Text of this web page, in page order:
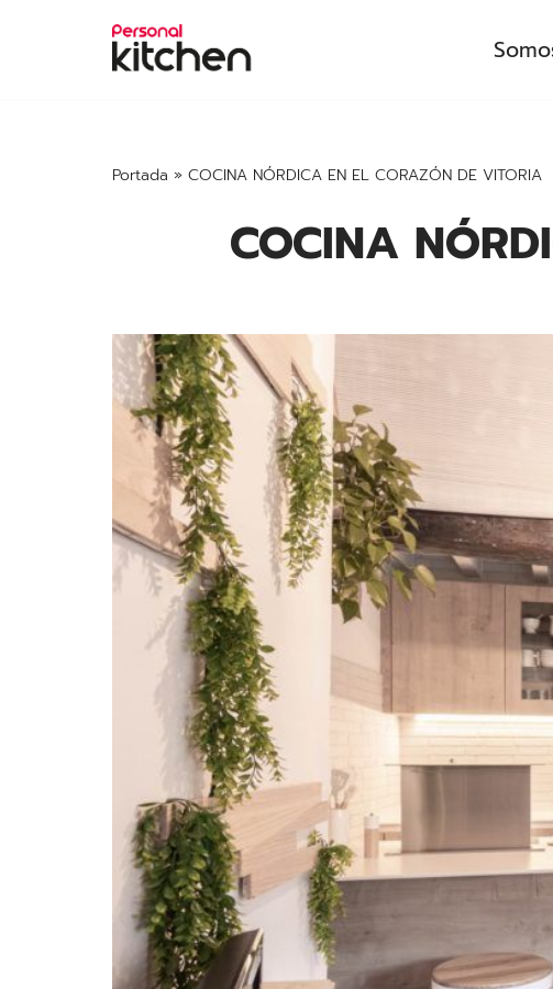
Portada » COCINA NÓRDICA EN EL CORAZÓN DE VITORIA
COCINA